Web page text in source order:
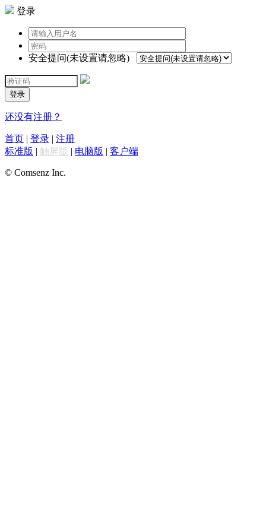
登录
安全提问(未设置请忽略)
登录
还没有注册？
首页 | 登录 | 注册
标准版 | 触屏版 | 电脑版 | 客户端
© Comsenz Inc.